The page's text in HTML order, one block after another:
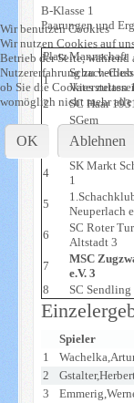
B-Klasse 1
Paarungen und
PlatzMannschaft
1
Schach-Club
Vaterstetten
2
SC Haar
SGem
Aschheim/
1
4
SK Markt
1
5
Neuperlach
6
SC Roter
Altstadt 3
7
MSC
e.V. 3
8
SC Sendling
Spieler
1
2
3
Wir benutzen Cookies
Wir nutzen Cookies auf
Betrieb der Seite, während
Nutzererfahrung zu
ob Sie die Cookies
womöglich nicht mehr alle
OK Ablehnen